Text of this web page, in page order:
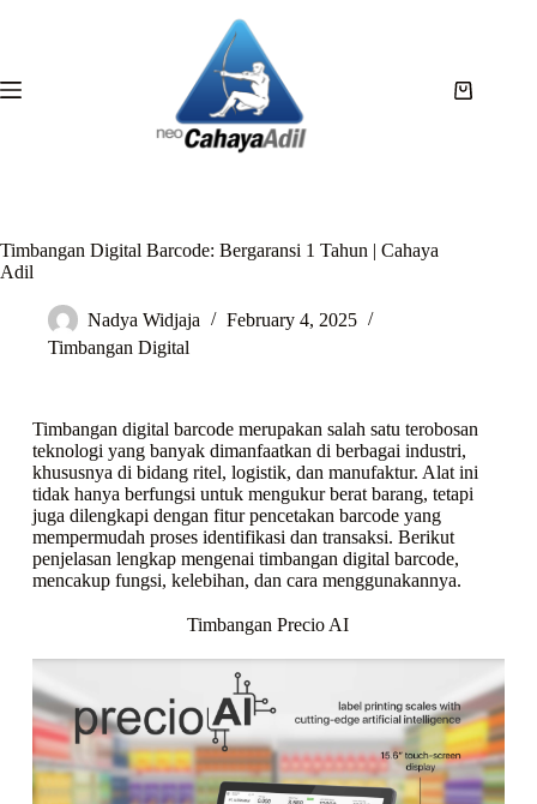
Timbangan Digital Barcode: Bergaransi 1 Tahun | Cahaya
Adil
Nadya Widjaja
February 4, 2025
Timbangan Digital
Timbangan digital barcode merupakan salah satu terobosan
teknologi yang banyak dimanfaatkan di berbagai industri,
khususnya di bidang ritel, logistik, dan manufaktur. Alat ini
tidak hanya berfungsi untuk mengukur berat barang, tetapi
juga dilengkapi dengan fitur pencetakan barcode yang
mempermudah proses identifikasi dan transaksi. Berikut
penjelasan lengkap mengenai timbangan digital barcode,
mencakup fungsi, kelebihan, dan cara menggunakannya.
Timbangan Precio AI